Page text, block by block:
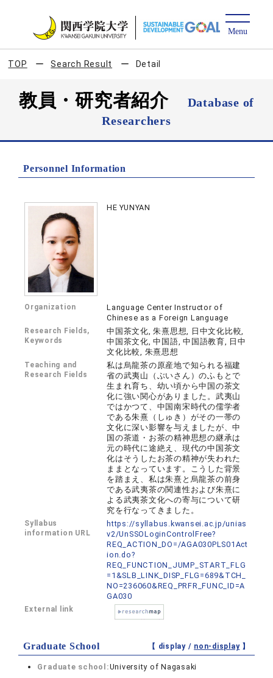
TOP Search Result Detail
教員・研究者紹介
Database of
Researchers
Personnel Information
HE YUNYAN
Organization
Language Center Instructor of
Chinese as a Foreign Language
Research Fields,
Keywords
中国茶文化, 朱熹思想, 日中文化比較,
中国茶文化, 中国語, 中国語教育, 日中
文化比較, 朱熹思想
Teaching and
Research Fields
私は烏龍茶の原産地で知られる福建
省の武夷山（ぶいさん）のふもとで
生まれ育ち、幼い頃から中国の茶文
化に強い関心がありました。武夷山
ではかつて、中国南宋時代の儒学者
である朱熹（しゅき）がその一帯の
文化に深い影響を与えましたが、中
国の茶道・お茶の精神思想の継承は
元の時代に途絶え、現代の中国茶文
化はそうしたお茶の精神が失われた
ままとなっています。こうした背景
を踏まえ、私は朱熹と烏龍茶の前身
である武夷茶の関連性および朱熹に
よる武夷茶文化への寄与について研
究を行なってきました。
Syllabus
information URL
https://syllabus.kwansei.ac.jp/unias
v2/UnSSOLoginControlFree?
REQ_ACTION_DO=/AGA030PLS01Act
ion.do?
REQ_FUNCTION_JUMP_START_FLG
=1&SLB_LINK_DISP_FLG=689&TCH_
NO=236060&REQ_PRFR_FUNC_ID=A
GA030
External link
Graduate School 【 display / non-display】
Graduate school:University of Nagasaki